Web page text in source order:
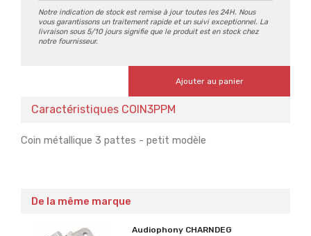
Notre indication de stock est remise à jour toutes les 24H. Nous
vous garantissons un traitement rapide et un suivi exceptionnel. La
livraison sous 5/10 jours signifie que le produit est en stock chez
notre fournisseur.
Ajouter au panier
Caractéristiques COIN3PPM
Coin métallique 3 pattes - petit modèle
De la même marque
Audiophony CHARNDEG